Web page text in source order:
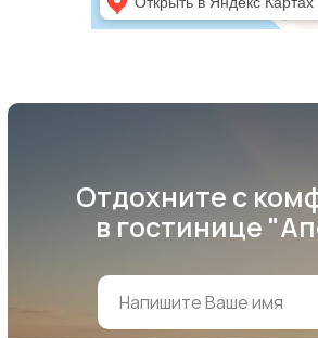
Отдохните с
в гостинице